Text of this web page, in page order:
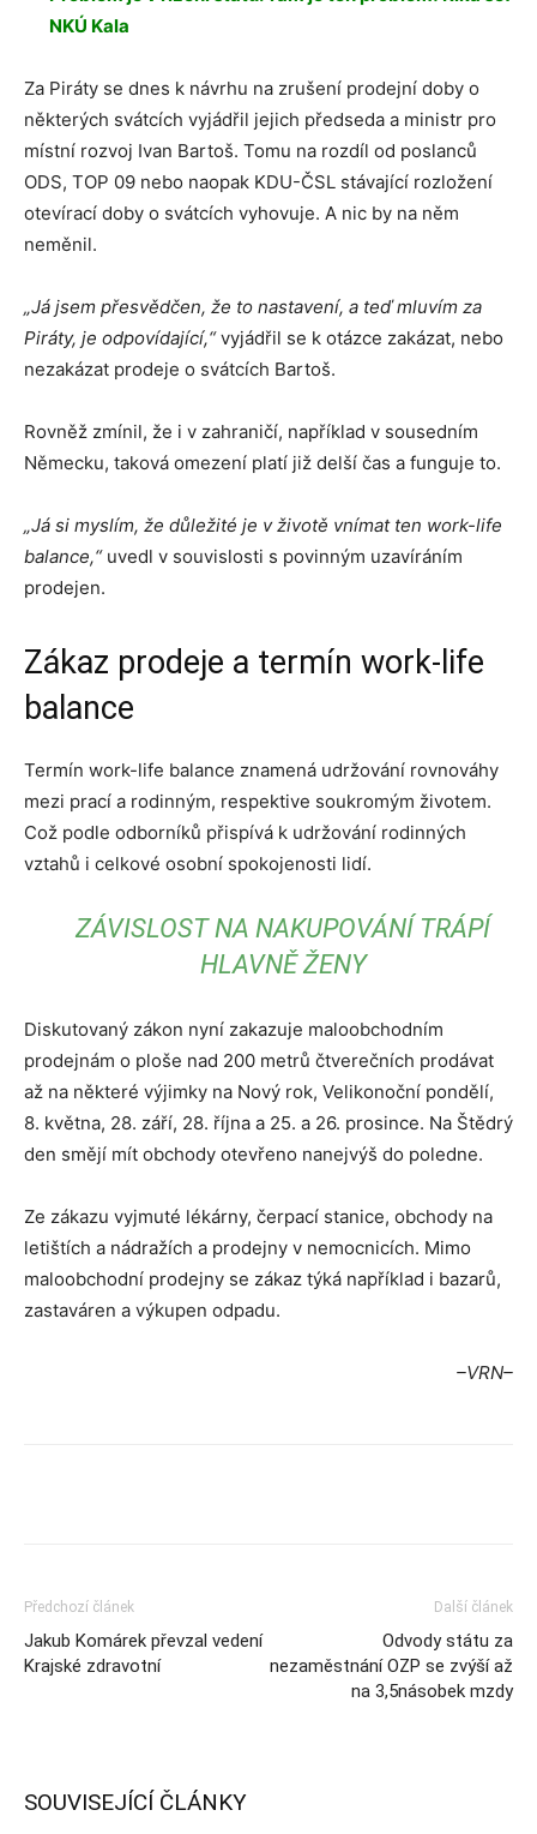
NKÚ Kala
Za Piráty se dnes k návrhu na zrušení prodejní doby o
některých svátcích vyjádřil jejich předseda a ministr pro
místní rozvoj Ivan Bartoš. Tomu na rozdíl od poslanců
ODS, TOP 09 nebo naopak KDU-ČSL stávající rozložení
otevírací doby o svátcích vyhovuje. A nic by na něm
neměnil.
„Já jsem přesvědčen, že to nastavení, a teď mluvím za
Piráty, je odpovídající,“vyjádřil se k otázce zakázat, nebo
nezakázat prodeje o svátcích Bartoš.
Rovněž zmínil, že i v zahraničí, například v sousedním
Německu, taková omezení platí již delší čas a funguje to.
„Já si myslím, že důležité je v životě vnímat ten work-life
balance,“uvedl v souvislosti s povinným uzavíráním
prodejen.
Zákaz prodeje a termín work-life
balance
Termín work-life balance znamená udržování rovnováhy
mezi prací a rodinným, respektive soukromým životem.
Což podle odborníků přispívá k udržování rodinných
vztahů i celkové osobní spokojenosti lidí.
ZÁVISLOST NA NAKUPOVÁNÍ TRÁPÍ
HLAVNĚ ŽENY
Diskutovaný zákon nyní zakazuje maloobchodním
prodejnám o ploše nad 200 metrů čtverečních prodávat
až na některé výjimky na Nový rok, Velikonoční pondělí,
8. května, 28. září, 28. října a 25. a 26. prosince. Na Štědrý
den smějí mít obchody otevřeno nanejvýš do poledne.
Ze zákazu vyjmuté lékárny, čerpací stanice, obchody na
letištích a nádražích a prodejny v nemocnicích. Mimo
maloobchodní prodejny se zákaz týká například i bazarů,
zastaváren a výkupen odpadu.
–VRN–
Předchozí článek
Jakub Komárek převzal vedení
Krajské zdravotní
Další článek
Odvody státu za
nezaměstnání OZP se zvýší až
na 3,5násobek mzdy
SOUVISEJÍCÍ ČLÁNKY